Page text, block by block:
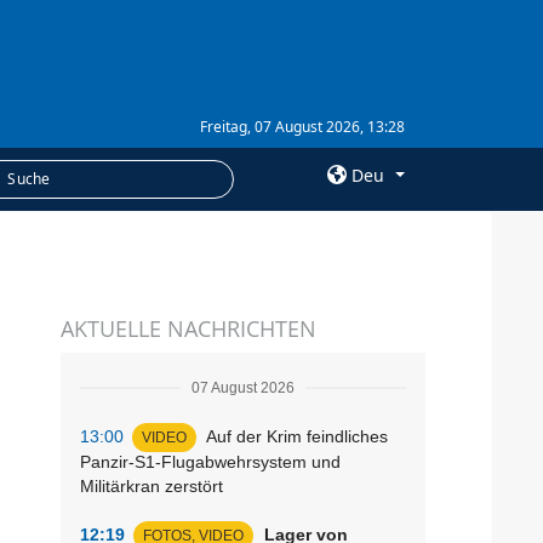
Freitag, 07 August 2026, 13:28
Deu
Abonnement
AKTUELLE NACHRICHTEN
07 August 2026
13:00 VIDEO
Auf der Krim feindliches
Panzir-S1-Flugabwehrsystem und
Militärkran zerstört
12:19 FOTOS, VIDEO
Lager von